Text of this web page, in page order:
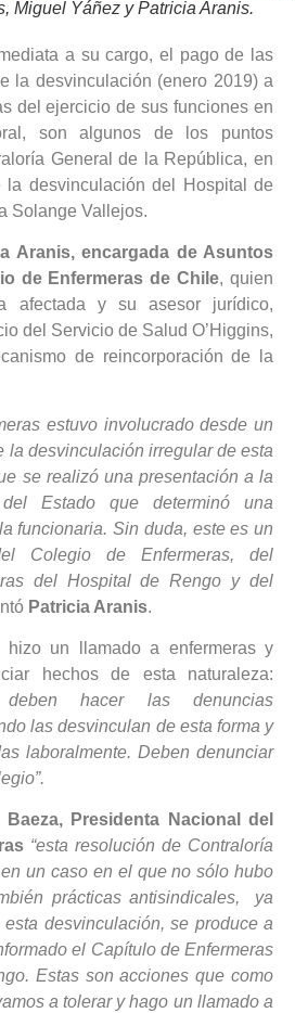
Miguel Yáñez y Patricia Aranis.
a su cargo, el pago de las
la desvinculación (enero 2019) a
del ejercicio de sus funciones en
son algunos de los puntos
General de la República, en
desvinculación del Hospital de
Solange Vallejos.
Aranis, encargada de Asuntos
de Enfermeras de Chile, quien
afectada y su asesor jurídico,
del Servicio de Salud O’Higgins,
de reincorporación de la
estuvo involucrado desde un
la desvinculación irregular de esta
se realizó una presentación a la
del Estado que determinó una
funcionaria. Sin duda, este es un
Colegio de Enfermeras, del
del Hospital de Rengo y del
Patricia Aranis.
hizo un llamado a enfermeras y
hechos de esta naturaleza:
deben hacer las denuncias
las desvinculan de esta forma y
laboralmente. Deben denunciar
Baeza, Presidenta Nacional del
“esta resolución de Contraloría
un caso en el que no sólo hubo
prácticas antisindicales, ya
desvinculación, se produce a
el Capítulo de Enfermeras
Estas son acciones que como
a tolerar y hago un llamado a